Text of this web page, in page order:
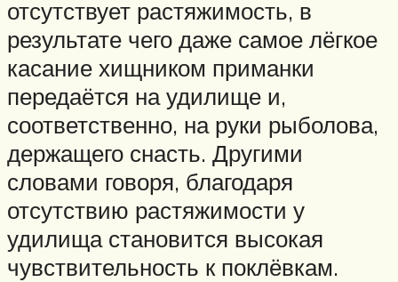
отсутствует растяжимость, в
результате чего даже самое лёгкое
касание хищником приманки
передаётся на удилище и,
соответственно, на руки рыболова,
держащего снасть. Другими
словами говоря, благодаря
отсутствию растяжимости у
удилища становится высокая
чувствительность к поклёвкам.